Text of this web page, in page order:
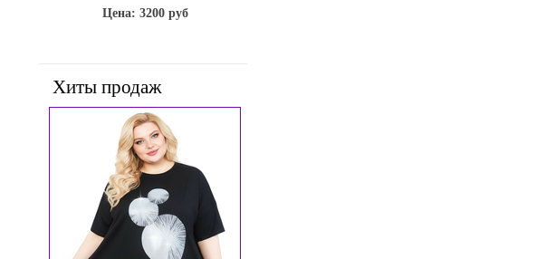
Цена: 3200 руб
Хиты продаж